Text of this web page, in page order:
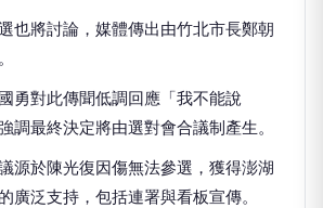
也將討論，媒體傳出由竹北市長鄭朝
勇對此傳聞低調回應「我不能說
調最終決定將由選對會合議制產生。
源於陳光復因傷無法參選，獲得澎湖
廣泛支持，包括連署與看板宣傳。